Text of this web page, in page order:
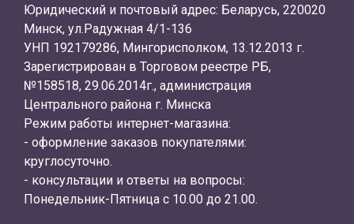
Юридический и почтовый адрес: Беларусь, 220020
Минск, ул.Радужная 4/1-136
УНП 192179286, Мингорисполком, 13.12.2013 г.
Зарегистрирован в Торговом реестре РБ,
№158518, 29.06.2014г., администрация
Центрального района г. Минска
Режим работы интернет-магазина:
- оформление заказов покупателями:
круглосуточно.
- консультации и ответы на вопросы:
Понедельник-Пятница с 10.00 до 21.00.